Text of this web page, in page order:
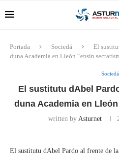
Portada Sociedá
El
duna Academia en Lleón “ensin
Sociedá
El sustitutu dAbel
duna Academia en
written by Asturnet
El sustitutu dAbel Pardo al frente de